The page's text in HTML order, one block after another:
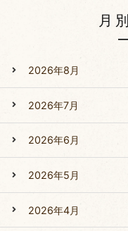
月
2026年8月
2026年7月
2026年6月
2026年5月
2026年4月